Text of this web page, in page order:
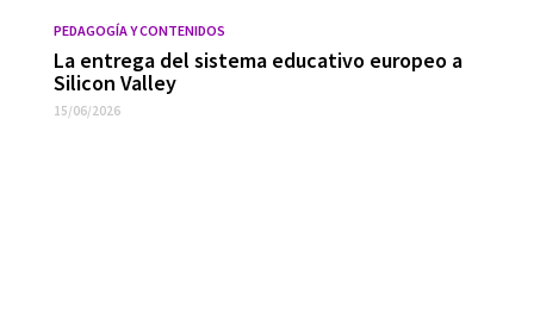
PEDAGOGÍA Y CONTENIDOS
La entrega del sistema educativo europeo a
Silicon Valley
15/06/2026